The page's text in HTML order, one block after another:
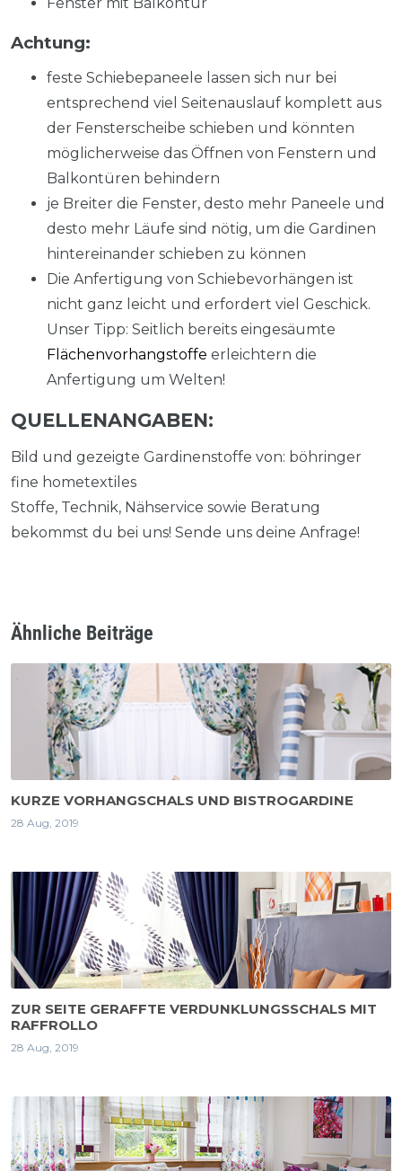
Achtung:
feste Schiebepaneele lassen sich nur bei
entsprechend viel Seitenauslauf komplett aus
der Fensterscheibe schieben und könnten
möglicherweise das Öffnen von Fenstern und
Balkontüren behindern
je Breiter die Fenster, desto mehr Paneele und
desto mehr Läufe sind nötig, um die Gardinen
hintereinander schieben zu können
Die Anfertigung von Schiebevorhängen ist
nicht ganz leicht und erfordert viel Geschick.
Unser Tipp: Seitlich bereits eingesäumte
Flächenvorhangstoffe erleichtern die
Anfertigung um Welten!
QUELLENANGABEN:
Bild und gezeigte Gardinenstoffe von: böhringer
fine hometextiles
Stoffe, Technik, Nähservice sowie Beratung
bekommst du bei uns! Sende uns deine Anfrage!
Ähnliche Beiträge
KURZE VORHANGSCHALS UND BISTROGARDINE
28 Aug, 2019
ZUR SEITE GERAFFTE VERDUNKLUNGSSCHALS MIT
RAFFROLLO
28 Aug, 2019